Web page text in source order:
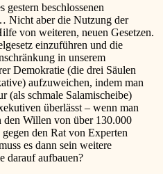
beschlossenen
Nicht aber die Nutzung der
von weiteren, neuen Gesetzen.
einzuführen und die
in unserem
Demokratie (die drei Säulen
aufzuweichen, indem man
(als schmale Salamischeibe)
überlässt – wenn man
den Willen von über 130.000
den Rat von Experten
es dann sein weitere
darauf aufbauen?